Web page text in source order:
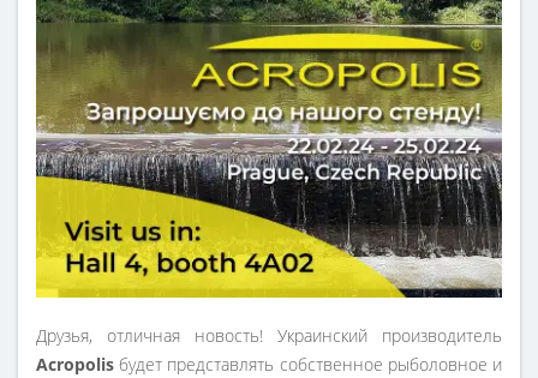
Друзья, отличная новость! Украинский производитель
Acropolis будет представлять собственное рыболовное и